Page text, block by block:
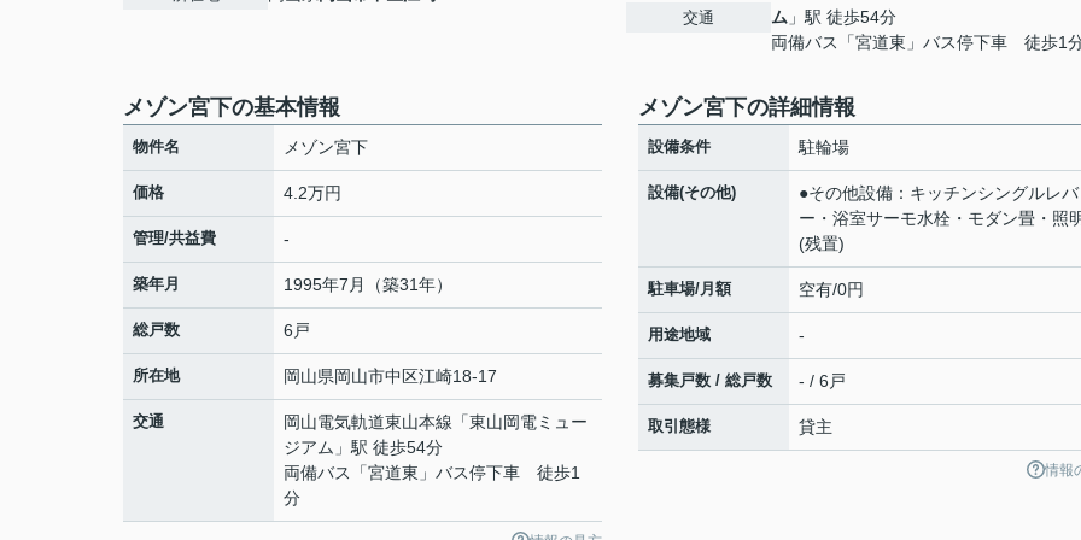
交通
ム 」駅 徒歩54分
両備バス「宮道東」バス停下車 徒歩1
メゾン宮下の基本情報
物件名 メゾン宮下
価格 4.2万円
管理/共益費 -
築年月 1995年7月（築31年）
総戸数 6戸
所在地 岡山県岡山市中区江崎18-17
交通 岡山電気軌道東山本線 「東山岡電ミュー
ジアム 」駅 徒歩54分
両備バス「宮道東」バス停下車 徒歩1
分
メゾン宮下の詳細情報
設備条件 駐輪場
設備(その他)
●その他設備：キッチンシングルレバ
ー・浴室サーモ水栓・モダン畳・照
(残置)
駐車場/月額 空有/0円
用途地域 -
募集戸数 / 総戸数 - / 6戸
取引態様 貸主
情報